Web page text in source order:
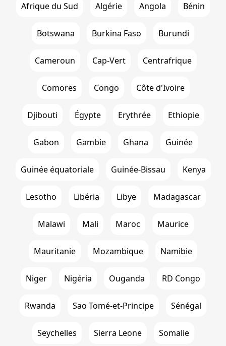
Afrique du Sud Algérie Angola Bénin
Botswana Burkina Faso Burundi
Cameroun Cap-Vert Centrafrique
Comores Congo Côte d'Ivoire
Djibouti Égypte Erythrée Ethiopie
Gabon Gambie Ghana Guinée
Guinée équatoriale Guinée-Bissau Kenya
Lesotho Libéria Libye Madagascar
Malawi Mali Maroc Maurice
Mauritanie Mozambique Namibie
Niger Nigéria Ouganda RD Congo
Rwanda Sao Tomé-et-Principe Sénégal
Seychelles Sierra Leone Somalie